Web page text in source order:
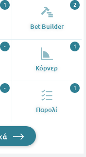
1
Bet Builder
2
-
Κόρνερ
1
-
Παρολί
1